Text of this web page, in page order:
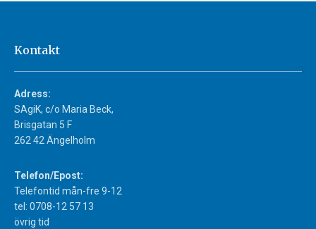
Kontakt
Adress:
SAgiK, c/o Maria Beck,
Brisgatan 5 F
262 42 Ängelholm
Telefon/Epost:
Telefontid mån-fre 9-12
tel: 0708-12 57 13
övrig tid